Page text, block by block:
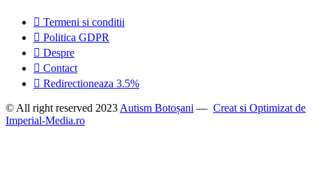
Termeni si conditii
Politica GDPR
Despre
Contact
Redirectioneaza 3.5%
© All right reserved 2023 Autism Botoșani — Creat si Optimizat de
Imperial-Media.ro